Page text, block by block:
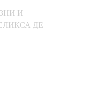
И
ДЕ